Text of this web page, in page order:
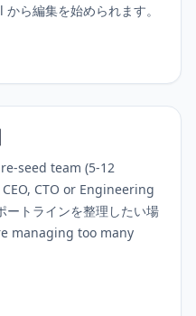
ら編集を始められます。
seed team (5-12
CTO or Engineering
トラインを整理したい場
managing too many